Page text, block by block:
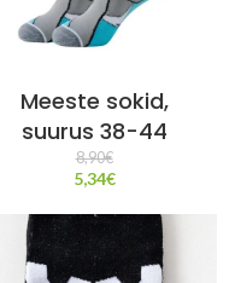
Meeste sokid,
suurus 38-44
8,90€
5,34€